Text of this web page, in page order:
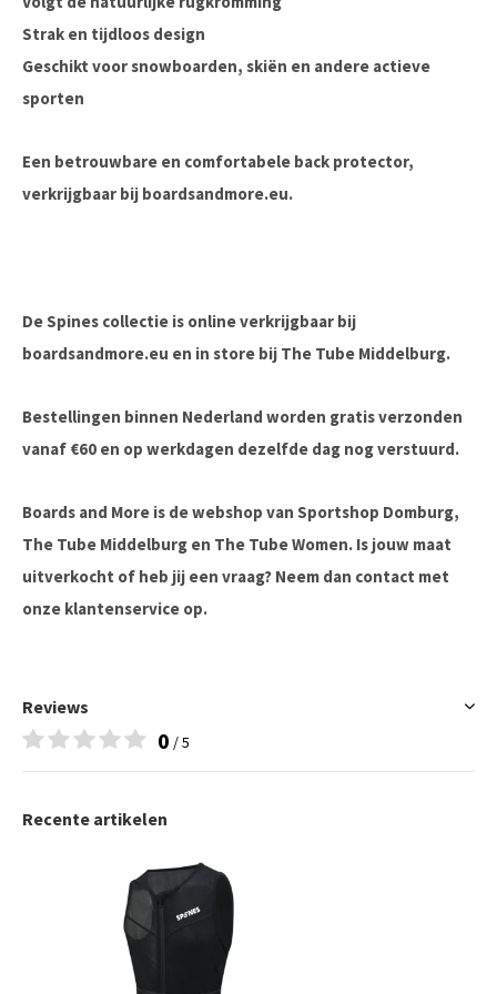
Strak en tijdloos design
Geschikt voor snowboarden, skiën en andere actieve
sporten
Een betrouwbare en comfortabele back protector,
verkrijgbaar bij boardsandmore.eu.
De Spines collectie is online verkrijgbaar bij
boardsandmore.eu en in store bij The Tube Middelburg.
Bestellingen binnen Nederland worden gratis verzonden
vanaf €60 en op werkdagen dezelfde dag nog verstuurd.
Boards and More is de webshop van Sportshop Domburg,
The Tube Middelburg en The Tube Women. Is jouw maat
uitverkocht of heb jij een vraag? Neem dan contact met
onze klantenservice op.
Reviews
0 / 5
Recente artikelen